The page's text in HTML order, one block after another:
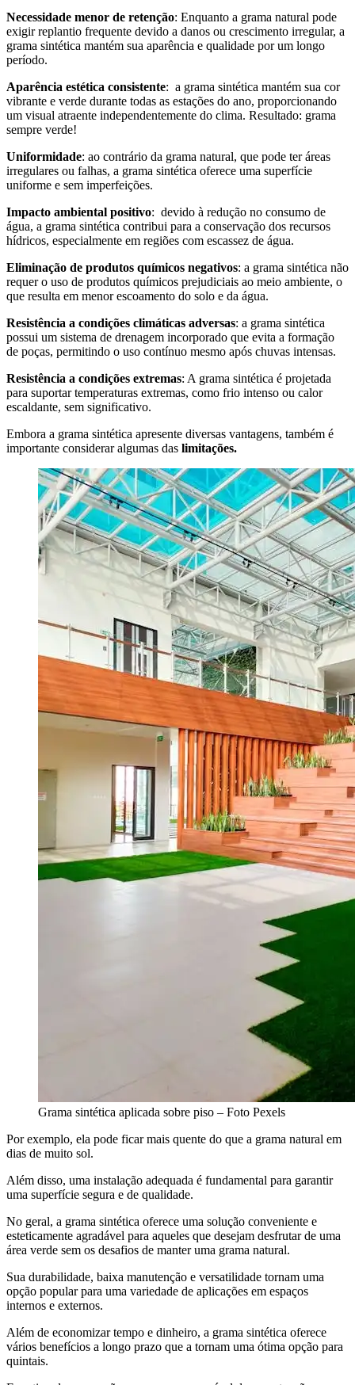
Necessidade menor de retenção: Enquanto a grama natural pode
exigir replantio frequente devido a danos ou crescimento irregular, a
grama sintética mantém sua aparência e qualidade por um longo
período.
Aparência estética consistente: a grama sintética mantém sua cor
vibrante e verde durante todas as estações do ano, proporcionando
um visual atraente independentemente do clima. Resultado: grama
sempre verde!
Uniformidade: ao contrário da grama natural, que pode ter áreas
irregulares ou falhas, a grama sintética oferece uma superfície
uniforme e sem imperfeições.
Impacto ambiental positivo: devido à redução no consumo de
água, a grama sintética contribui para a conservação dos recursos
hídricos, especialmente em regiões com escassez de água.
Eliminação de produtos químicos negativos: a grama sintética não
requer o uso de produtos químicos prejudiciais ao meio ambiente, o
que resulta em menor escoamento do solo e da água.
Resistência a condições climáticas adversas: a grama sintética
possui um sistema de drenagem incorporado que evita a formação
de poças, permitindo o uso contínuo mesmo após chuvas intensas.
Resistência a condições extremas: A grama sintética é projetada
para suportar temperaturas extremas, como frio intenso ou calor
escaldante, sem significativo.
Embora a grama sintética apresente diversas vantagens, também é
importante considerar algumas das limitações.
Grama sintética aplicada sobre piso – Foto Pexels
Por exemplo, ela pode ficar mais quente do que a grama natural em
dias de muito sol.
Além disso, uma instalação adequada é fundamental para garantir
uma superfície segura e de qualidade.
No geral, a grama sintética oferece uma solução conveniente e
esteticamente agradável para aqueles que desejam desfrutar de uma
área verde sem os desafios de manter uma grama natural.
Sua durabilidade, baixa manutenção e versatilidade tornam uma
opção popular para uma variedade de aplicações em espaços
internos e externos.
Além de economizar tempo e dinheiro, a grama sintética oferece
vários benefícios a longo prazo que a tornam uma ótima opção para
quintais.